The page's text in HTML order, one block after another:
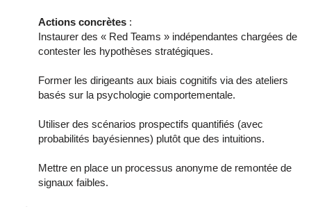
Actions concrètes :
Instaurer des « Red Teams » indépendantes chargées de
contester les hypothèses stratégiques.
Former les dirigeants aux biais cognitifs via des ateliers
basés sur la psychologie comportementale.
Utiliser des scénarios prospectifs quantifiés (avec
probabilités bayésiennes) plutôt que des intuitions.
Mettre en place un processus anonyme de remontée de
signaux faibles.